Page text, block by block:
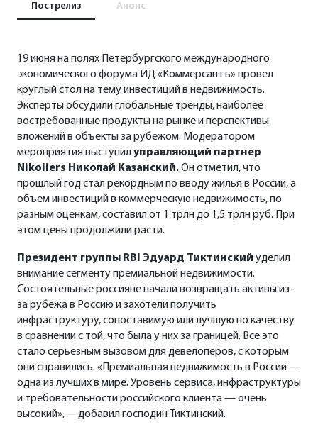
Пострелиз Анонс
19 июня на полях Петербургского международного
экономического форума ИД «Коммерсантъ» провел
круглый стол на тему инвестиций в недвижимость.
Эксперты обсудили глобальные тренды, наиболее
востребованные продукты на рынке и перспективы
вложений в объекты за рубежом. Модератором
мероприятия выступилуправляющий партнер
Nikoliers Николай Казанский.Он отметил, что
прошлый год стал рекордным по вводу жилья в России, а
объем инвестиций в коммерческую недвижимость, по
разным оценкам, составил от 1 трлн до 1,5 трлн руб. При
этом цены продолжили расти.
Президент группы RBI Эдуард Тиктинский уделил
внимание сегменту премиальной недвижимости.
Состоятельные россияне начали возвращать активы из-
за рубежа в Россию и захотели получить
инфраструктуру, сопоставимую или лучшую по качеству
в сравнении с той, что была у них за границей. Все это
стало серьезным вызовом для девелоперов, с которым
они справились. «Премиальная недвижимость в России —
одна из лучших в мире. Уровень сервиса, инфраструктуры
и требовательности российского клиента — очень
высокий»,— добавил господин Тиктинский.
Вопросы для обсуждения: